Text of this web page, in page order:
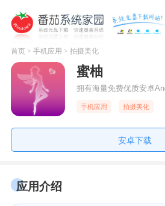
首页> 手机应用 > 拍摄美化
蜜柚
手机应用 拍摄美化
安卓下载
应用介绍